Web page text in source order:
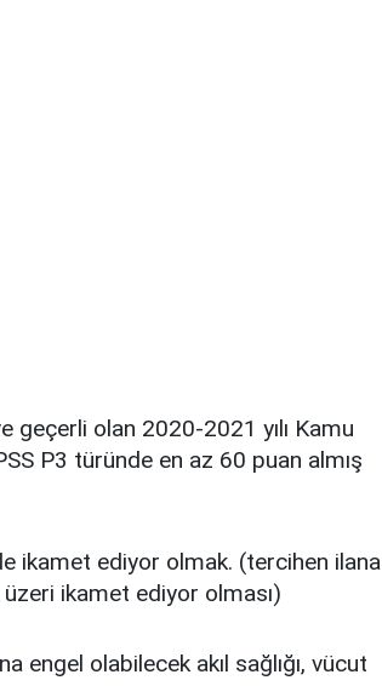
geçerli olan 2020-2021 yılı Kamu
P3 türünde en az 60 puan almış
ikamet ediyor olmak. (tercihen ilana
üzeri ikamet ediyor olması)
engel olabilecek akıl sağlığı, vücut